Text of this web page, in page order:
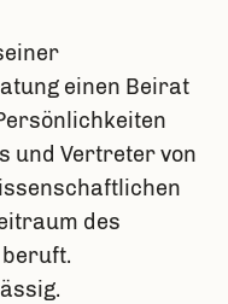
einen Beirat
und Vertreter von
des